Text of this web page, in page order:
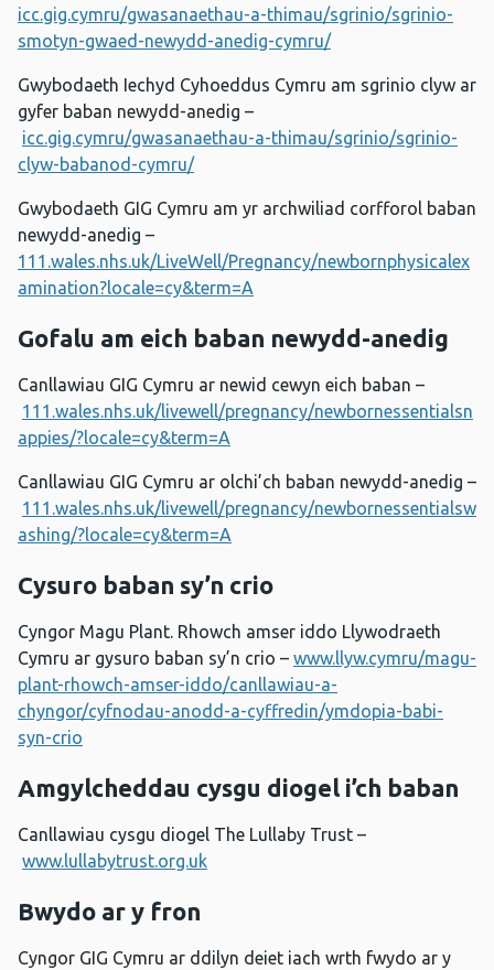
icc.gig.cymru/gwasanaethau-a-thimau/sgrinio/sgrinio-
smotyn-gwaed-newydd-anedig-cymru/
Gwybodaeth Iechyd Cyhoeddus Cymru am sgrinio clyw ar
gyfer baban newydd-anedig –
icc.gig.cymru/gwasanaethau-a-thimau/sgrinio/sgrinio-
clyw-babanod-cymru/
Gwybodaeth GIG Cymru am yr archwiliad corfforol baban
newydd-anedig –
111.wales.nhs.uk/LiveWell/Pregnancy/newbornphysicalex
amination?locale=cy&term=A
Gofalu am eich baban newydd-anedig
Canllawiau GIG Cymru ar newid cewyn eich baban –
111.wales.nhs.uk/livewell/pregnancy/newbornessentialsn
appies/?locale=cy&term=A
Canllawiau GIG Cymru ar olchi’ch baban newydd-anedig –
111.wales.nhs.uk/livewell/pregnancy/newbornessentialsw
ashing/?locale=cy&term=A
Cysuro baban sy’n crio
Cyngor Magu Plant. Rhowch amser iddo Llywodraeth
Cymru ar gysuro baban sy’n crio – www.llyw.cymru/magu-
plant-rhowch-amser-iddo/canllawiau-a-
chyngor/cyfnodau-anodd-a-cyffredin/ymdopia-babi-
syn-crio
Amgylcheddau cysgu diogel i’ch baban
Canllawiau cysgu diogel The Lullaby Trust –
www.lullabytrust.org.uk
Bwydo ar y fron
Cyngor GIG Cymru ar ddilyn deiet iach wrth fwydo ar y